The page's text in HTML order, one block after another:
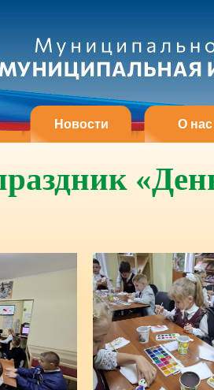
Новости О нас